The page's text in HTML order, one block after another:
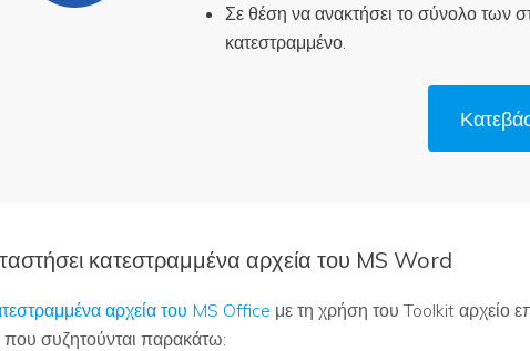
Σε θέση να ανακτήσει το σύνολο των
κατεστραμμένο.
κατεστραμμένα αρχεία του MS Word
αρχεία του MS Office με τη χρήση του Toolkit αρχείο
συζητούνται παρακάτω: